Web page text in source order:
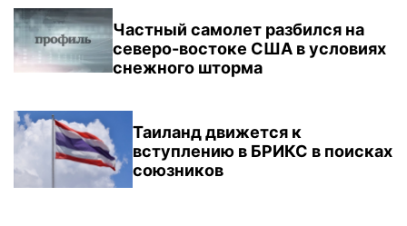
Частный самолет разбился на
северо-востоке США в условиях
снежного шторма
Таиланд движется к
вступлению в БРИКС в поисках
союзников